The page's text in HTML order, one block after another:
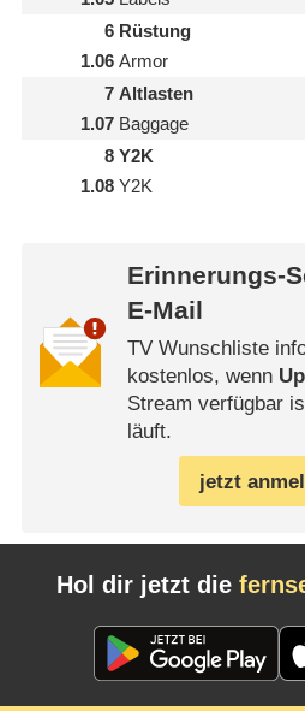
6
1.06
Rüstung
Armor
7
1.07
Altlasten
Baggage
8
1.08
Y2K
Y2K
Erinnerungs-
E-Mail
TV Wunschliste
kostenlos, wenn
Stream verfügbar
läuft.
jetzt
Hol dir jetzt die